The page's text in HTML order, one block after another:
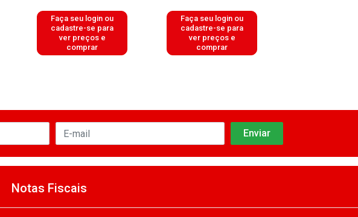
Faça seu login ou
cadastre-se para
ver preços e
comprar
Faça seu login ou
cadastre-se para
ver preços e
comprar
Notas Fiscais